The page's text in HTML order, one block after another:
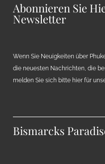
Abonnieren Sie
Newsletter
Wenn Sie Neuigkeiten über
die neuesten Nachrichten, die
melden Sie sich bitte hier für
Bismarcks